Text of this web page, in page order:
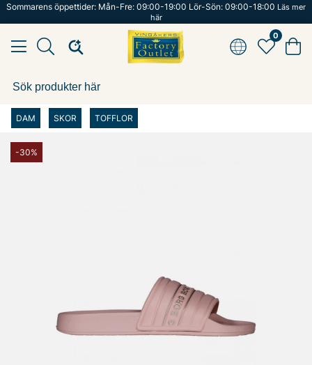
Sommarens öppettider: Mån-Fre: 09:00-19:00 Lör-Sön: 09:00-18:00 Läs mer
här
0
DAM SKOR TOFFLOR
-30%